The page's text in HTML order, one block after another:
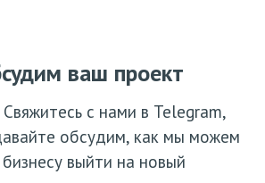
ваш проект
Свяжитесь с нами в Telegram,
обсудим, как мы можем
выйти на новый